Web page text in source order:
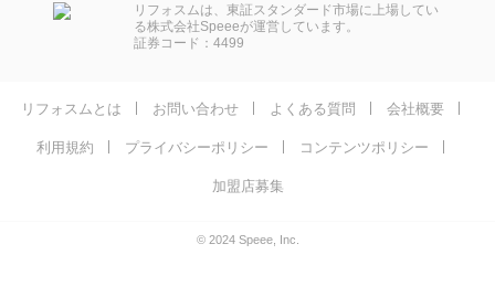
リフォスムは、東証スタンダード市場に上場してい
る株式会社Speeeが運営しています。
証券コード：4499
リフォスムとは お問い合わせ よくある質問 会社概要
利用規約 プライバシーポリシー コンテンツポリシー
加盟店募集
© 2024 Speee, Inc.